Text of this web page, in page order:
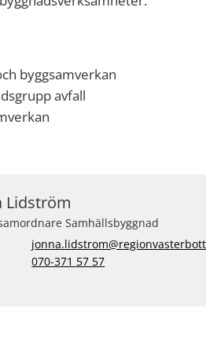
byggsamverkan
avfall
Lidström
Samhällsbyggnad
070-371 57 57